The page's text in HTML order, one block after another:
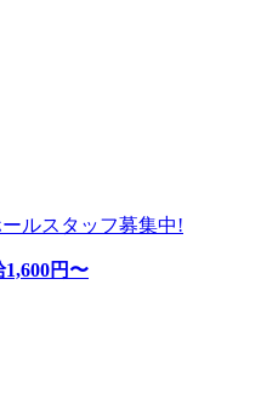
ルスタッフ募集中!
1,600円〜